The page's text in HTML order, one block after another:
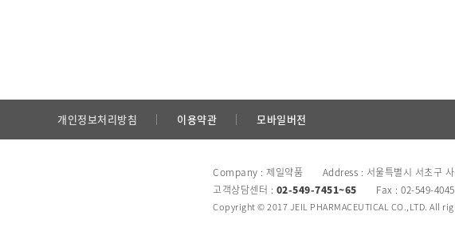
개인정보처리방침 이용약관 모바일버전
Company : 제일약품 Address : 서울특별시 서초구 사
고객상담센터 : 02-549-7451~65 Fax : 02-549-
Copyright © 2017 JEIL PHARMACEUTICAL CO.,LTD. All